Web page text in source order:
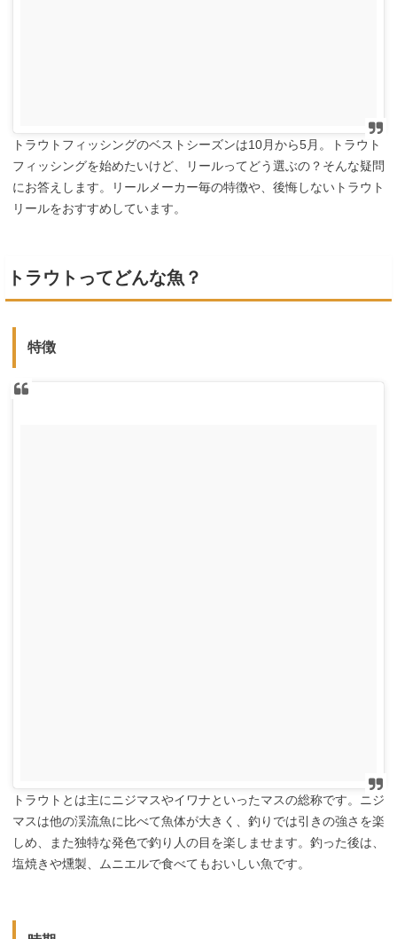
トラウトフィッシングのベストシーズンは10月から5月。トラウト
フィッシングを始めたいけど、リールってどう選ぶの？そんな疑問
にお答えします。リールメーカー毎の特徴や、後悔しないトラウト
リールをおすすめしています。
トラウトってどんな魚？
特徴
トラウトとは主にニジマスやイワナといったマスの総称です。ニジ
マスは他の渓流魚に比べて魚体が大きく、釣りでは引きの強さを楽
しめ、また独特な発色で釣り人の目を楽しませます。釣った後は、
塩焼きや燻製、ムニエルで食べてもおいしい魚です。